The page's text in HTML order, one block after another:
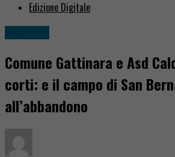
Edizione Digitale
Comune Gattinara e Asd
corti: e il campo di San
all’abbandono